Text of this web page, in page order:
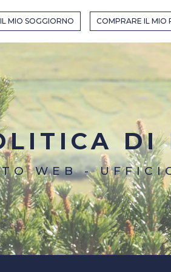
MODE HIVER
MIO SOGGIORNO COMPRARE IL MIO
DI
WEB -